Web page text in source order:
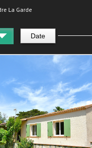
La Garde
Date